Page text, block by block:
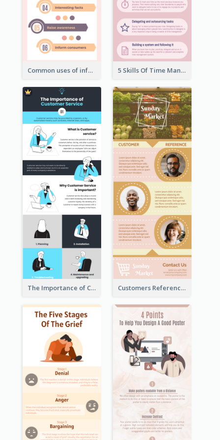
Common uses of infographic 5 Skills Of Time Management
The Importance of Customer Service Infographic Customers Reference Infographic